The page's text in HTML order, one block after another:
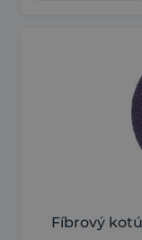
Fíbrový